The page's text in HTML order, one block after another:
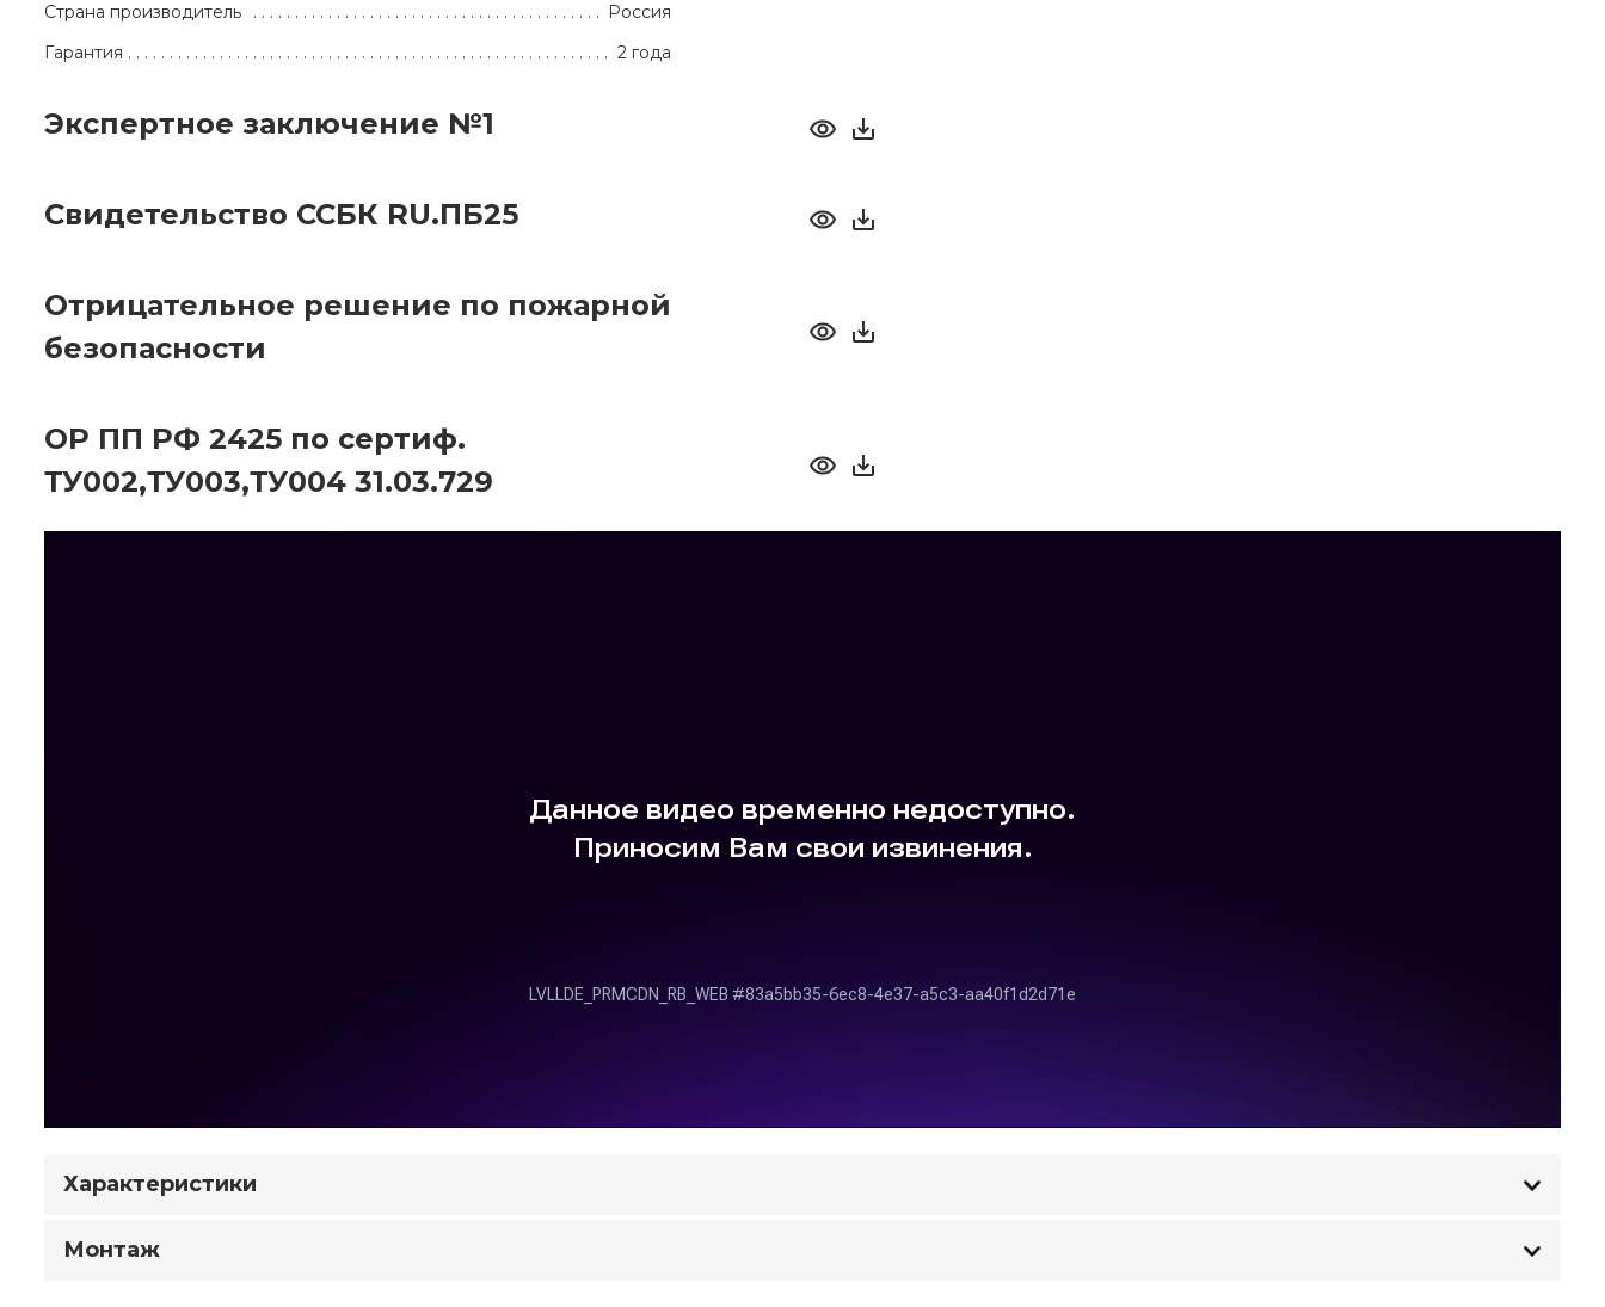
Страна производитель
Россия
Гарантия
2 года
Экспертное заключение №1
Свидетельство ССБК RU.ПБ25
Отрицательное решение по пожарной
безопасности
ОР ПП РФ 2425 по сертиф.
ТУ002,ТУ003,ТУ004 31.03.729
Характеристики
Монтаж